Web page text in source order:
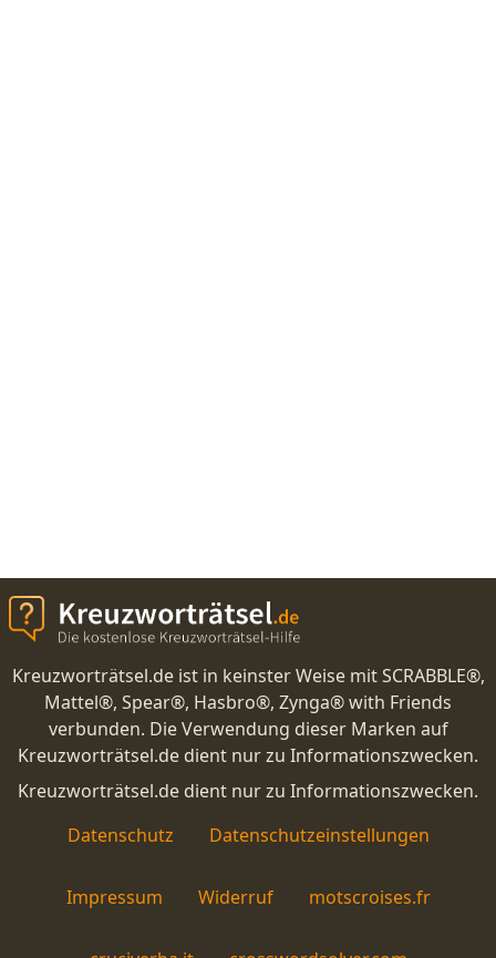
Kreuzworträtsel.de ist in keinster Weise mit SCRABBLE®,
Mattel®, Spear®, Hasbro®, Zynga® with Friends
verbunden. Die Verwendung dieser Marken auf
Kreuzworträtsel.de dient nur zu Informationszwecken.
Kreuzworträtsel.de dient nur zu Informationszwecken.
Datenschutz
Datenschutzeinstellungen
Impressum Widerruf motscroises.fr